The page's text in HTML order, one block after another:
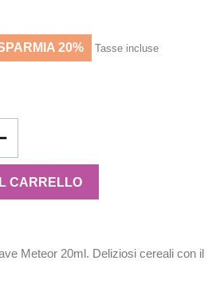
20% Tasse incluse
CARRELLO
Meteor 20ml. Deliziosi cereali con il